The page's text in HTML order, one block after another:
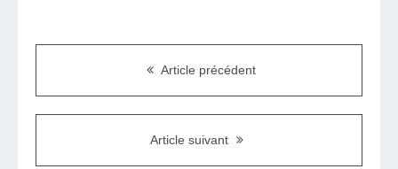
Article précédent
Article suivant